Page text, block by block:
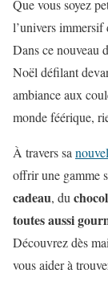
Que vous soyez
l’univers immersif
Dans ce nouveau
Noël défilant
ambiance aux
monde féérique,
À travers sa
offrir une gamme
cadeau, du
toutes aussi
Découvrez dès
vous aider à